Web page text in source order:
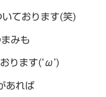
ております(笑)
みも
ります(‘ω’)
あれば